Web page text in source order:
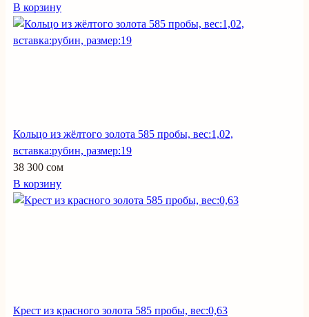
В корзину
Кольцо из жёлтого золота 585 пробы, вес:1,02,
вставка:рубин, размер:19
38 300 сом
В корзину
Крест из красного золота 585 пробы, вес:0,63